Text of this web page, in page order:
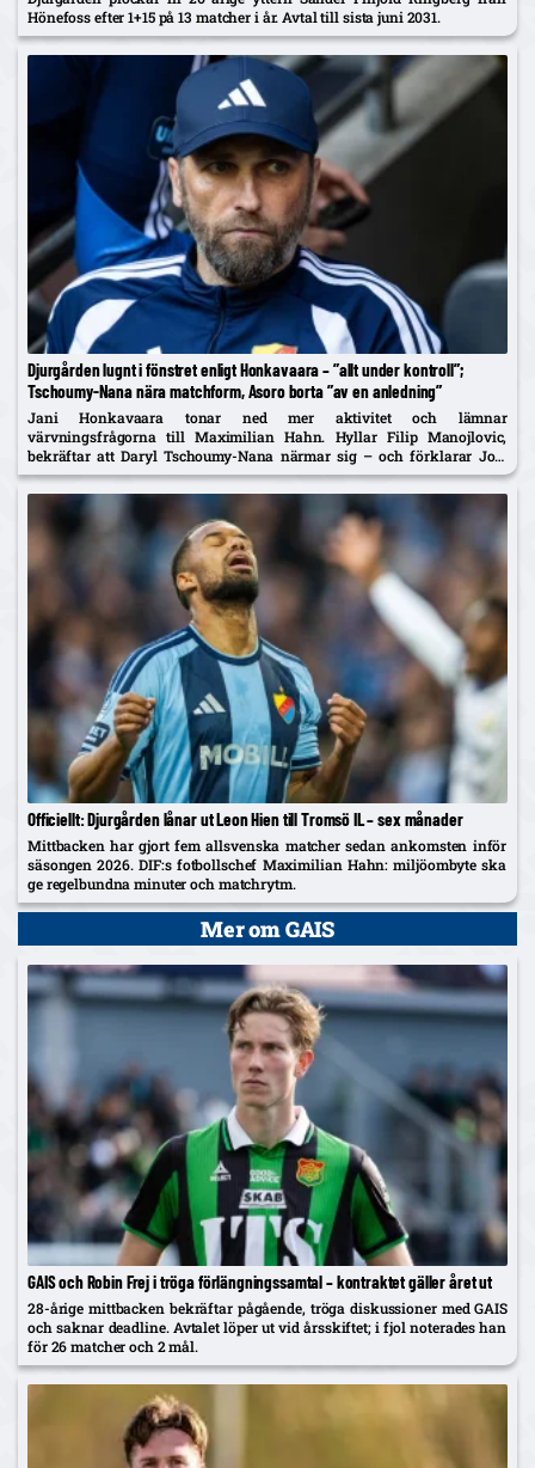
Hönefoss efter 1+15 på 13 matcher i år. Avtal till sista juni 2031.
Djurgården lugnt i fönstret enligt Honkavaara – ”allt under kontroll”;
Tschoumy-Nana nära matchform, Asoro borta ”av en anledning”
Jani Honkavaara tonar ned mer aktivitet och lämnar
värvningsfrågorna till Maximilian Hahn. Hyllar Filip Manojlovic,
bekräftar att Daryl Tschoumy-Nana närmar sig – och förklarar Joel
Asoros frånvaro med att han är borta "av en anledning".
Officiellt: Djurgården lånar ut Leon Hien till Tromsö IL – sex månader
Mittbacken har gjort fem allsvenska matcher sedan ankomsten inför
säsongen 2026. DIF:s fotbollschef Maximilian Hahn: miljöombyte ska
ge regelbundna minuter och matchrytm.
Mer om GAIS
GAIS och Robin Frej i tröga förlängningssamtal – kontraktet gäller året ut
28-årige mittbacken bekräftar pågående, tröga diskussioner med GAIS
och saknar deadline. Avtalet löper ut vid årsskiftet; i fjol noterades han
för 26 matcher och 2 mål.